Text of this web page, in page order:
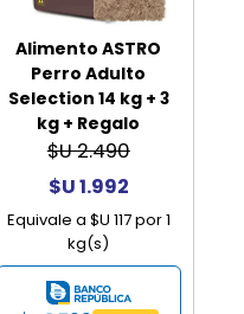
Alimento ASTRO
Perro Adulto
Selection 14 kg + 3
kg + Regalo
$U 2.490
$U 1.992
Equivale a $U 117 por 1
kg(s)